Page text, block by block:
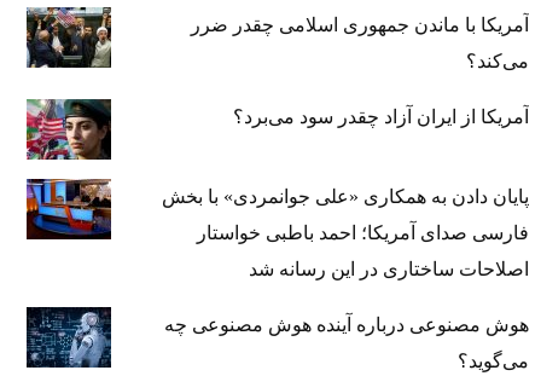
آمریکا با ماندن جمهوری اسلامی چقدر ضرر
می‌کند؟
آمریکا از ایران آزاد چقدر سود می‌برد؟
پایان دادن به همکاری «علی جوانمردی» با بخش
فارسی صدای آمریکا؛ احمد باطبی خواستار
اصلاحات ساختاری در این رسانه شد
هوش مصنوعی درباره آینده هوش مصنوعی چه
می‌گوید؟